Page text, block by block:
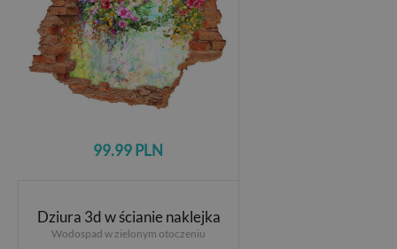
99.99 PLN
Dziura 3d w ścianie naklejka
Wodospad w zielonym otoczeniu